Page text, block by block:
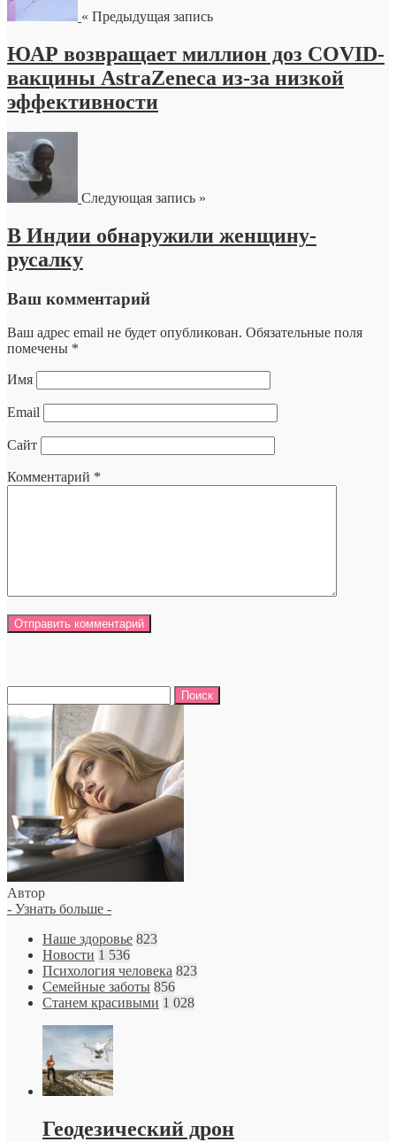
« Предыдущая запись
ЮАР возвращает миллион доз COVID-
вакцины AstraZeneca из-за низкой
эффективности
Следующая запись »
В Индии обнаружили женщину-
русалку
Ваш комментарий
Ваш адрес email не будет опубликован. Обязательные поля
помечены *
Имя
Email
Сайт
Комментарий *
Автор
- Узнать больше -
Наше здоровье 823
Новости 1 536
Психология человека 823
Семейные заботы 856
Станем красивыми 1 028
Геодезический дрон